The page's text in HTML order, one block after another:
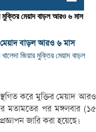
মেয়াদ বাড়ল আরও ৬ মাস
মেয়াদ বাড়ল আরও ৬ মাস
জিয়ার মুক্তির মেয়াদ বাড়ল
করে মুক্তির মেয়াদ আরও
মতামতের পর মঙ্গলবার (১৫
জারি করা হয়েছে।